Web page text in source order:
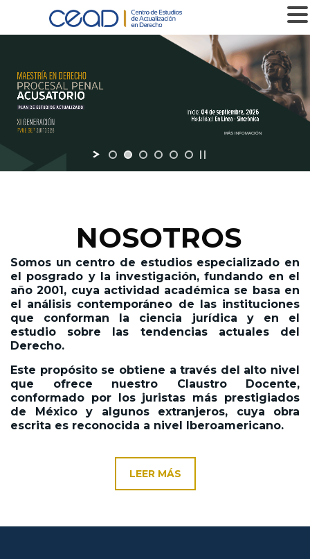
MÁS INFOMACIÓN
NOSOTROS
Somos un centro de estudios especializado en
el posgrado y la investigación,fundando en el
año 2001, cuya actividad académica se basa en
el análisis contemporáneo de las instituciones
que conforman la ciencia jurídica y en el
estudio sobre las tendencias actuales del
Derecho.
Este propósito se obtiene a través del alto nivel
que ofrece nuestro Claustro Docente,
conformado por los juristas más prestigiados
de México y algunos extranjeros, cuya obra
escrita es reconocida a nivel Iberoamericano.
LEER MÁS